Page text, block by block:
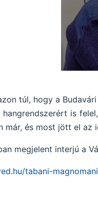
túl, hogy a
hangrendszerért is
már, és most jött el az
megjelent interjú a
tabani-